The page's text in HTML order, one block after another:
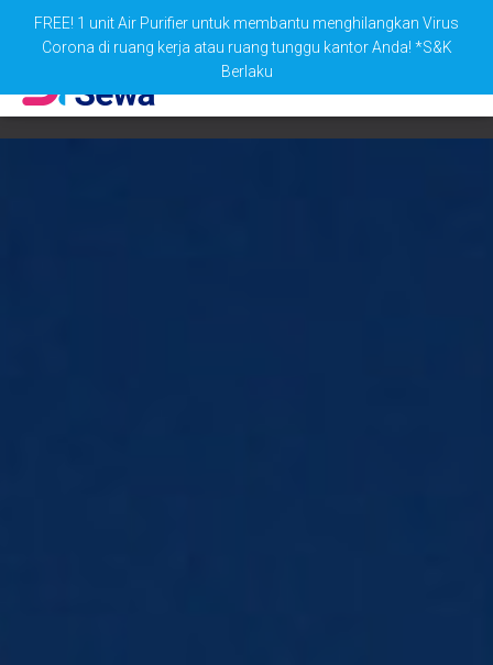
FREE! 1 unit Air Purifier untuk membantu menghilangkan Virus
Corona di ruang kerja atau ruang tunggu kantor Anda! *S&K
Berlaku